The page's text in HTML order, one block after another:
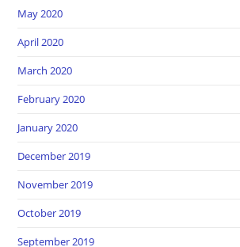
May 2020
April 2020
March 2020
February 2020
January 2020
December 2019
November 2019
October 2019
September 2019